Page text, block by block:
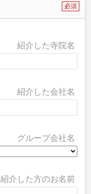
必須
紹介した寺院名
紹介した会社名
グループ会社名
紹介した方のお名前